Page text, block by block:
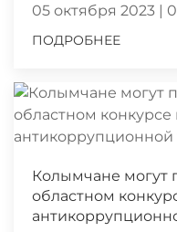
05 октября 2023 |
ПОДРОБНЕЕ
Колымчане могут
областном